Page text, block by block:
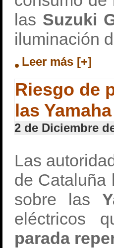
las Suzuki
iluminación
Leer más [+]
Riesgo de
las
2 de Diciembre
Las
de
sobre las
eléctricos
parada